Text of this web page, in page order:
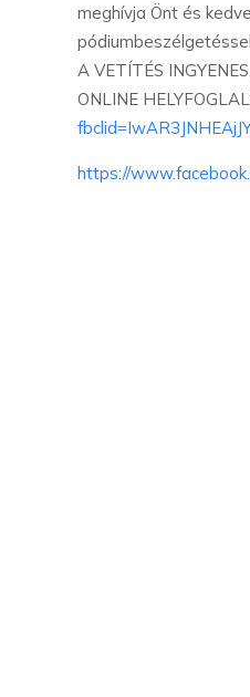
meghívja Önt és
A VETÍTÉS
ONLINE
https://